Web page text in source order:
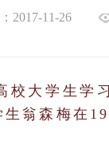
2017-11-26
校大学生学
翁森梅在